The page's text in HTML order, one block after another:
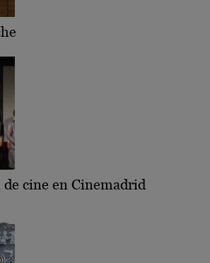
cine en Cinemadrid